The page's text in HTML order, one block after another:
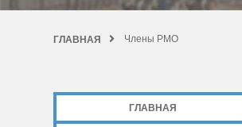
ГЛАВНАЯ Члены РМО
ГЛАВНАЯ